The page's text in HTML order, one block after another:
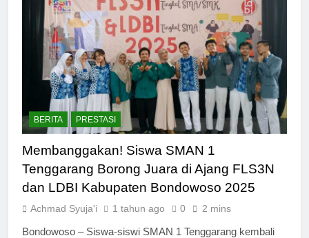
BERITA PRESTASI
Membanggakan! Siswa SMAN 1
Tenggarang Borong Juara di Ajang FLS3N
dan LDBI Kabupaten Bondowoso 2025
Achmad Syuja'i 1 tahun ago 0 2 mins
Bondowoso – Siswa-siswi SMAN 1 Tenggarang kembali